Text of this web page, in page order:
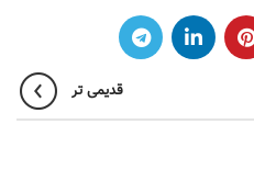
قدیمی تر